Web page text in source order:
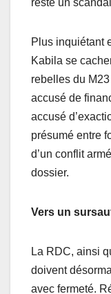
reste un
Plus inquiétant
Kabila se
rebelles du
accusé de
accusé
présumé entre
d’un conflit
dossier.
Vers un
La RDC, ainsi
doivent
avec fermeté.